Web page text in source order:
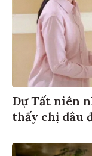
Dự Tất niên
thấy chị dâu